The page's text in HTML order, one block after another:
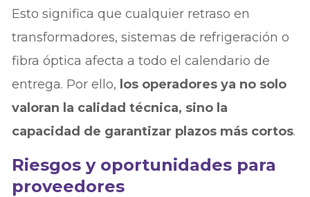
Esto significa que cualquier retraso en
transformadores, sistemas de refrigeración o
fibra óptica afecta a todo el calendario de
entrega. Por ello, los operadores ya no solo
valoran la calidad técnica, sino la
capacidad de garantizar plazos más cortos.
Riesgos y oportunidades para
proveedores